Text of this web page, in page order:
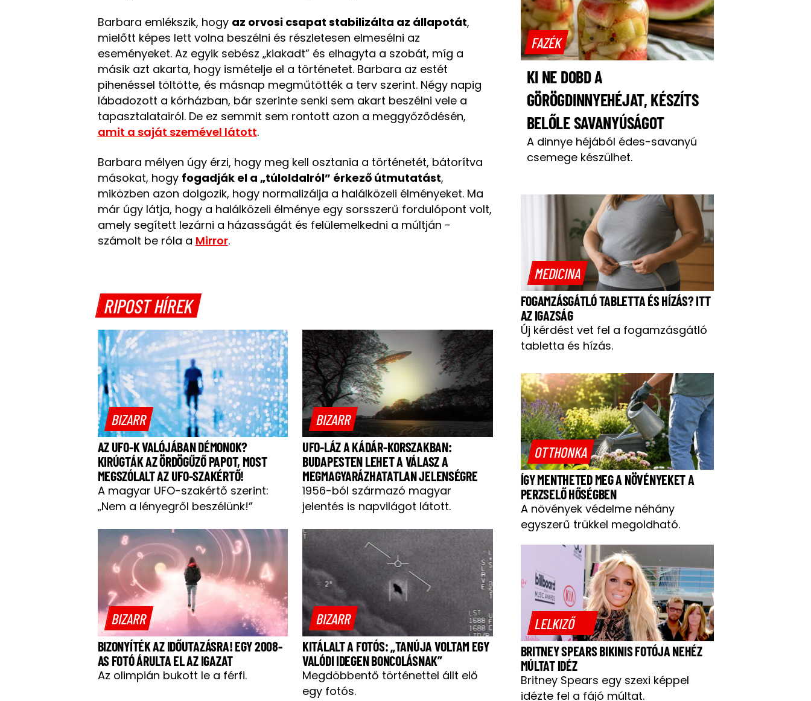
Barbara emlékszik, hogy az orvosi csapat stabilizálta az állapotát,
mielőtt képes lett volna beszélni és részletesen elmesélni az
eseményeket. Az egyik sebész „kiakadt” és elhagyta a szobát, míg a
másik azt akarta, hogy ismételje el a történetet. Barbara az estét
pihenéssel töltötte, és másnap megműtötték a terv szerint. Négy napig
lábadozott a kórházban, bár szerinte senki sem akart beszélni vele a
tapasztalatairól. De ez semmit sem rontott azon a meggyőződésén,
amit a saját szemével látott.
Barbara mélyen úgy érzi, hogy meg kell osztania a történetét, bátorítva
másokat, hogy fogadják el a „túloldalról” érkező útmutatást,
miközben azon dolgozik, hogy normalizálja a halálközeli élményeket. Ma
már úgy látja, hogy a halálközeli élménye egy sorsszerű fordulópont volt,
amely segített lezárni a házasságát és felülemelkedni a múltján -
számolt be róla a Mirror.
RIPOST HÍREK
BIZARR
AZ UFO-K VALÓJÁBAN DÉMONOK?
KIRÚGTÁK AZ ÖRDÖGŰZŐ PAPOT, MOST
MEGSZÓLALT AZ UFO-SZAKÉRTŐ!
A magyar UFO-szakértő szerint:
„Nem a lényegről beszélünk!”
BIZARR
UFO-LÁZ A KÁDÁR-KORSZAKBAN:
BUDAPESTEN LEHET A VÁLASZ A
MEGMAGYARÁZHATATLAN JELENSÉGRE
1956-ból származó magyar
jelentés is napvilágot látott.
BIZARR
BIZONYÍTÉK AZ IDŐUTAZÁSRA! EGY 2008-
AS FOTÓ ÁRULTA EL AZ IGAZAT
Az olimpián bukott le a férfi.
BIZARR
KITÁLALT A FOTÓS: „TANÚJA VOLTAM EGY
VALÓDI IDEGEN BONCOLÁSNAK”
Megdöbbentő történettel állt elő
egy fotós.
FAZÉK
KI NE DOBD A
GÖRÖGDINNYEHÉJAT, KÉSZÍTS
BELŐLE SAVANYÚSÁGOT
A dinnye héjából édes-savanyú
csemege készülhet.
MEDICINA
FOGAMZÁSGÁTLÓ TABLETTA ÉS HÍZÁS? ITT
AZ IGAZSÁG
Új kérdést vet fel a fogamzásgátló
tabletta és hízás.
OTTHONKA
ÍGY MENTHETED MEG A NÖVÉNYEKET A
PERZSELŐ HŐSÉGBEN
A növények védelme néhány
egyszerű trükkel megoldható.
LELKIZŐ
BRITNEY SPEARS BIKINIS FOTÓJA NEHÉZ
MÚLTAT IDÉZ
Britney Spears egy szexi képpel
idézte fel a fájó múltat.